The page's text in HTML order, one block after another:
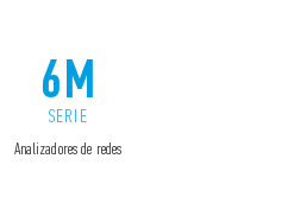
6M
SERIE
Analizadores de redes